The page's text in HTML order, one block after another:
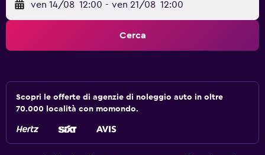
ven 14/08 12:00 - ven 21/08 12:00
Cerca
Scopri le offerte di agenzie di noleggio auto in oltre
70.000 località con momondo.